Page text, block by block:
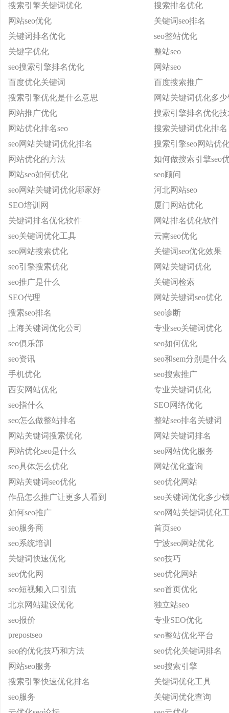
搜索引擎关键词优化
搜索排名优化
网站seo优化
关键词seo排名
关键词排名优化
seo整站优化
关键字优化
整站seo
seo搜索引擎排名优化
网站seo
百度优化关键词
百度搜索推广
搜索引擎优化是什么意思
网站关键词优化多少
网站推广优化
搜索引擎排名优化技
网站优化排名seo
搜索关键词优化排名
seo网站关键词优化排名
搜索引擎seo网站优
网站优化的方法
如何做搜索引擎seo
网站seo如何优化
seo顾问
seo网站关键词优化哪家好
河北网站seo
SEO培训网
厦门网站优化
关键词排名优化软件
网站排名优化软件
seo关键词优化工具
云南seo优化
seo网站搜索优化
关键词seo优化效果
seo引擎搜索优化
网站关键词优化
seo推广是什么
关键词检索
SEO代理
网站关键词seo优化
搜索seo排名
seo诊断
上海关键词优化公司
专业seo关键词优化
seo俱乐部
seo如何优化
seo资讯
seo和sem分别是什么
手机优化
seo搜索推广
西安网站优化
专业关键词优化
seo指什么
SEO网络优化
seo怎么做整站排名
整站seo排名关键词
网站关键词搜索优化
网站关键词排名
网站优化seo是什么
seo网站优化服务
seo具体怎么优化
网站优化查询
网站关键词seo优化
seo优化网站
作品怎么推广让更多人看到
seo关键词优化多少
如何seo推广
seo网站关键词优化
seo服务商
首页seo
seo系统培训
宁波seo网站优化
关键词快速优化
seo技巧
seo优化网
seo优化网站
seo短视频入口引流
seo首页优化
北京网站建设优化
独立站seo
seo报价
专业SEO优化
prepostseo
seo整站优化平台
seo的优化技巧和方法
seo优化关键词排名
网站seo服务
seo搜索引擎
搜索引擎快速优化排名
关键词优化工具
seo服务
关键词优化查询